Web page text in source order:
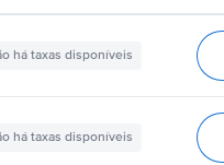
há taxas disponíveis
há taxas disponíveis